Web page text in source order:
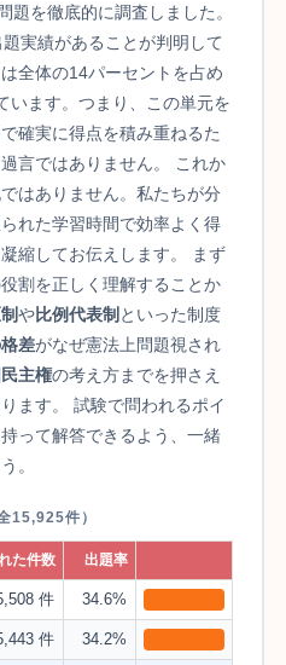
題を徹底的に調査しました。
実績があることが判明して
全体の14パーセントを占め
います。つまり、この単元を
確実に得点を積み重ねるた
言ではありません。 これか
はありません。私たちが分
れた学習時間で効率よく得
縮してお伝えします。 まず
割を正しく理解することか
や比例代表制といった制度
差がなぜ憲法上問題視され
主権の考え方までを押さえ
ます。 試験で問われるポイ
って解答できるよう、一緒
。
15,925件）
た件数 出題率
件 34.6%
件 34.2%